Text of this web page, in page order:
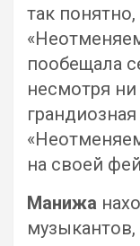
так
пообещала
несмотря
на своей
Манижа